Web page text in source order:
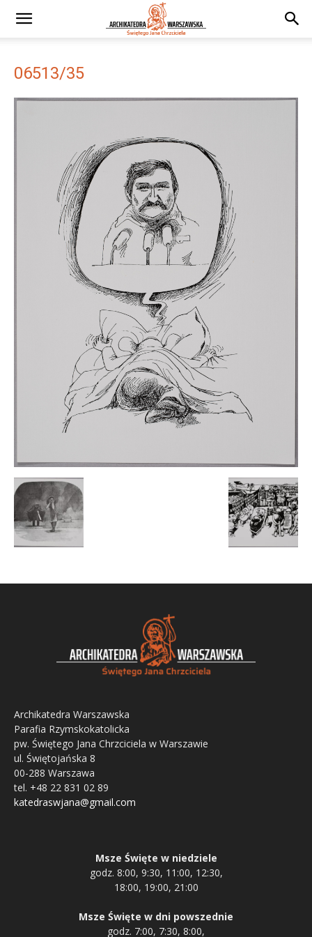
06513/35
Archikatedra Warszawska
Parafia Rzymskokatolicka
pw. Świętego Jana Chrzciciela w Warszawie
ul. Świętojańska 8
00-288 Warszawa
tel. +48 22 831 02 89
katedraswjana@gmail.com
Msze Święte w niedziele
godz. 8:00, 9:30, 11:00, 12:30,
18:00, 19:00, 21:00
Msze Święte w dni powszednie
godz. 7:00, 7:30, 8:00,